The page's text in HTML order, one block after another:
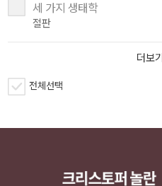
세 가지 생태학
절판
더보기
전체선택